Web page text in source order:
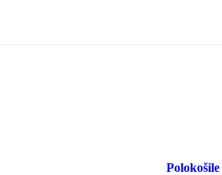
Polokošile